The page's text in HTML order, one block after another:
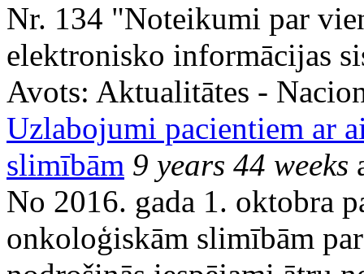
Nr. 134 "Noteikumi par
elektronisko informācijas
Avots: Aktualitātes -
Uzlabojumi pacientiem ar
slimībām 9 years 44 weeks
No 2016. gada 1. oktobra
onkoloģiskām slimībām